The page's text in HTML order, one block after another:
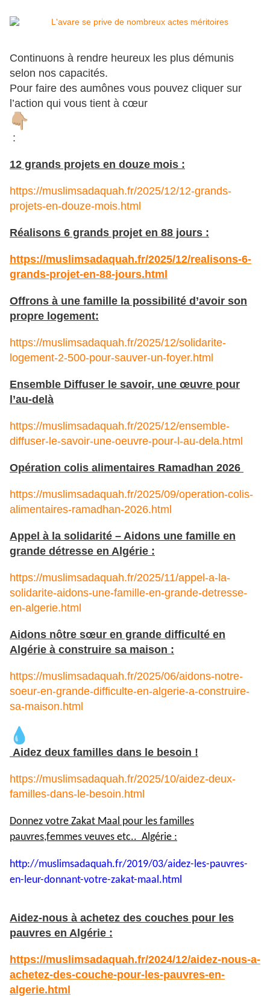
Continuons à rendre heureux les plus démunis
selon nos capacités.
Pour faire des aumônes vous pouvez cliquer sur
l’action qui vous tient à cœur
:
12 grands projets en douze mois :
https://muslimsadaquah.fr/2025/12/12-grands-
projets-en-douze-mois.html
Réalisons 6 grands projet en 88 jours :
https://muslimsadaquah.fr/2025/12/realisons-6-
grands-projet-en-88-jours.html
Offrons à une famille la possibilité d’avoir son
propre logement:
https://muslimsadaquah.fr/2025/12/solidarite-
logement-2-500-pour-sauver-un-foyer.html
Ensemble Diffuser le savoir, une œuvre pour
l’au-delà
https://muslimsadaquah.fr/2025/12/ensemble-
diffuser-le-savoir-une-oeuvre-pour-l-au-dela.html
Opération colis alimentaires Ramadhan 2026
https://muslimsadaquah.fr/2025/09/operation-colis-
alimentaires-ramadhan-2026.html
Appel à la solidarité – Aidons une famille en
grande détresse en Algérie :
https://muslimsadaquah.fr/2025/11/appel-a-la-
solidarite-aidons-une-famille-en-grande-detresse-
en-algerie.html
Aidons nôtre sœur en grande difficulté en
Algérie à construire sa maison :
https://muslimsadaquah.fr/2025/06/aidons-notre-
soeur-en-grande-difficulte-en-algerie-a-construire-
sa-maison.html
Aidez deux familles dans le besoin !
https://muslimsadaquah.fr/2025/10/aidez-deux-
familles-dans-le-besoin.html
Donnez votre Zakat Maal pour les familles
pauvres,femmes veuves etc.. Algérie :
http://muslimsadaquah.fr/2019/03/aidez-les-pauvres-
en-leur-donnant-votre-zakat-maal.html
Aidez-nous à achetez des couches pour les
pauvres en Algérie :
https://muslimsadaquah.fr/2024/12/aidez-nous-a-
achetez-des-couche-pour-les-pauvres-en-
algerie.html